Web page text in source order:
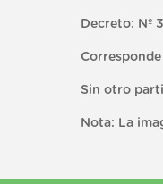
Decreto: Nº
Sin otro
Nota: La